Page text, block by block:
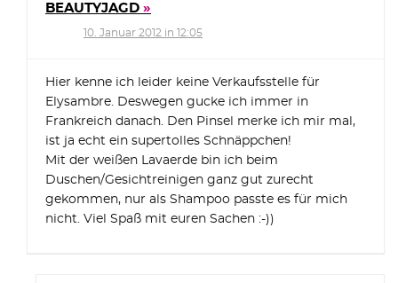
BEAUTYJAGD
10. Januar 2012 in 12:05
Hier kenne ich leider keine Verkaufsstelle für
Elysambre. Deswegen gucke ich immer in
Frankreich danach. Den Pinsel merke ich mir mal,
ist ja echt ein supertolles Schnäppchen!
Mit der weißen Lavaerde bin ich beim
Duschen/Gesichtreinigen ganz gut zurecht
gekommen, nur als Shampoo passte es für mich
nicht. Viel Spaß mit euren Sachen :-))